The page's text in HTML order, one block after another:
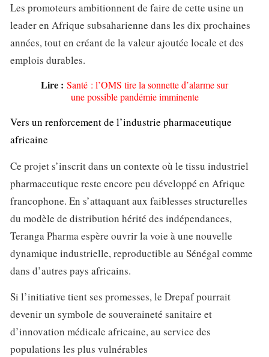
Les promoteurs ambitionnent de faire de cette usine un
leader en Afrique subsaharienne dans les dix prochaines
années, tout en créant de la valeur ajoutée locale et des
emplois durables.
Lire : Santé : l’OMS tire la sonnette d’alarme sur
une possible pandémie imminente
Vers un renforcement de l’industrie pharmaceutique
africaine
Ce projet s’inscrit dans un contexte où le tissu industriel
pharmaceutique reste encore peu développé en Afrique
francophone. En s’attaquant aux faiblesses structurelles
du modèle de distribution hérité des indépendances,
Teranga Pharma espère ouvrir la voie à une nouvelle
dynamique industrielle, reproductible au Sénégal comme
dans d’autres pays africains.
Si l’initiative tient ses promesses, le Drepaf pourrait
devenir un symbole de souveraineté sanitaire et
d’innovation médicale africaine, au service des
populations les plus vulnérables